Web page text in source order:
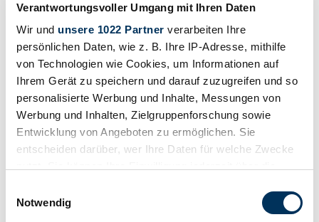
Verantwortungsvoller Umgang mit Ihren Daten
Wir und unsere 1022 Partner verarbeiten Ihre
persönlichen Daten, wie z. B. Ihre IP-Adresse, mithilfe
von Technologien wie Cookies, um Informationen auf
Ihrem Gerät zu speichern und darauf zuzugreifen und so
personalisierte Werbung und Inhalte, Messungen von
Werbung und Inhalten, Zielgruppenforschung sowie
Entwicklung von Angeboten zu ermöglichen. Sie
entscheiden darüber, wer Ihre Daten für welche Zwecke
Trigger Symbol ändern oder widerrufen
Notwendig
Body style
Convertible (Tourer)
Power (kW/hp)